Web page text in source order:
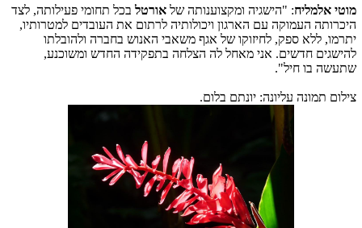
מוטי אלמליח: "הישגיה ומקצוענותה של אורטל בכל תחומי פעילותה, לצד
היכרותה העמוקה עם הארגון ויכולותיה לרתום את העובדים למטרותיו,
יתרמו, ללא ספק, לחיזוקו של אגף משאבי האנוש בחברה ולהובלתו
להישגים חדשים. אני מאחל לה הצלחה בתפקידה החדש ומשוכנע,
שתעשה בו חיל".
צילום תמונה עליונה: יונתם בלום.